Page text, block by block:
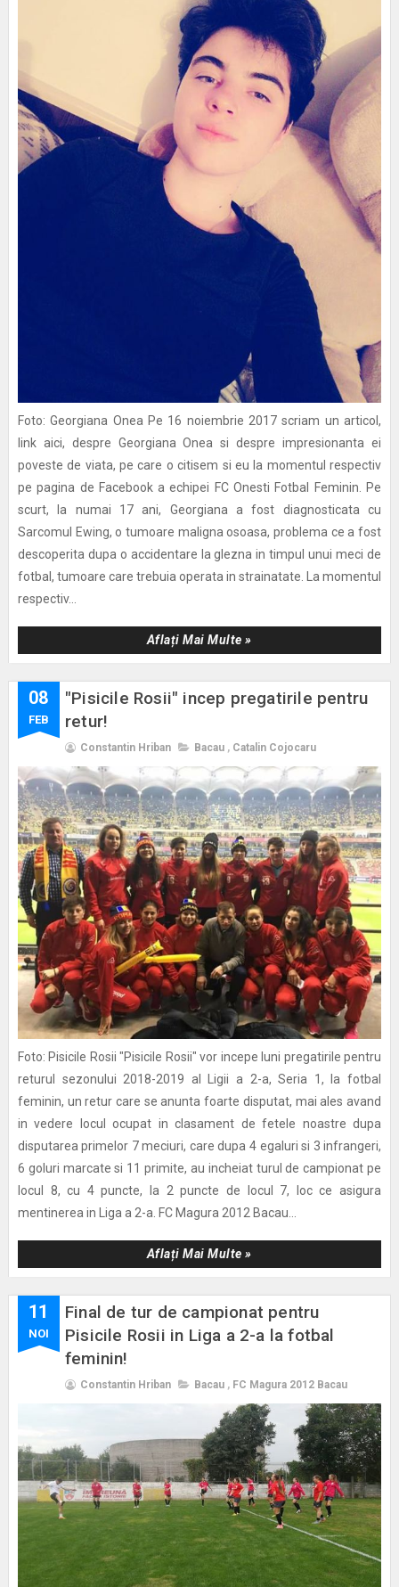
Foto: Georgiana Onea Pe 16 noiembrie 2017 scriam un articol,
link aici, despre Georgiana Onea si despre impresionanta ei
poveste de viata, pe care o citisem si eu la momentul respectiv
pe pagina de Facebook a echipei FC Onesti Fotbal Feminin. Pe
scurt, la numai 17 ani, Georgiana a fost diagnosticata cu
Sarcomul Ewing, o tumoare maligna osoasa, problema ce a fost
descoperita dupa o accidentare la glezna in timpul unui meci de
fotbal, tumoare care trebuia operata in strainatate. La momentul
respectiv...
Aflați Mai Multe »
08
FEB
"Pisicile Rosii" incep pregatirile pentru
retur!
Constantin Hriban Bacau , Catalin Cojocaru
Foto: Pisicile Rosii "Pisicile Rosii" vor incepe luni pregatirile pentru
returul sezonului 2018-2019 al Ligii a 2-a, Seria 1, la fotbal
feminin, un retur care se anunta foarte disputat, mai ales avand
in vedere locul ocupat in clasament de fetele noastre dupa
disputarea primelor 7 meciuri, care dupa 4 egaluri si 3 infrangeri,
6 goluri marcate si 11 primite, au incheiat turul de campionat pe
locul 8, cu 4 puncte, la 2 puncte de locul 7, loc ce asigura
mentinerea in Liga a 2-a. FC Magura 2012 Bacau...
Aflați Mai Multe »
11
NOI
Final de tur de campionat pentru
Pisicile Rosii in Liga a 2-a la fotbal
feminin!
Constantin Hriban Bacau , FC Magura 2012 Bacau